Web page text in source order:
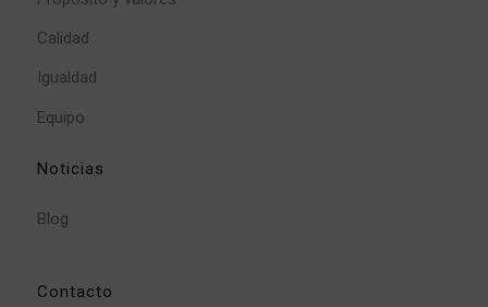
Calidad
Igualdad
Equipo
Noticias
Blog
Contacto